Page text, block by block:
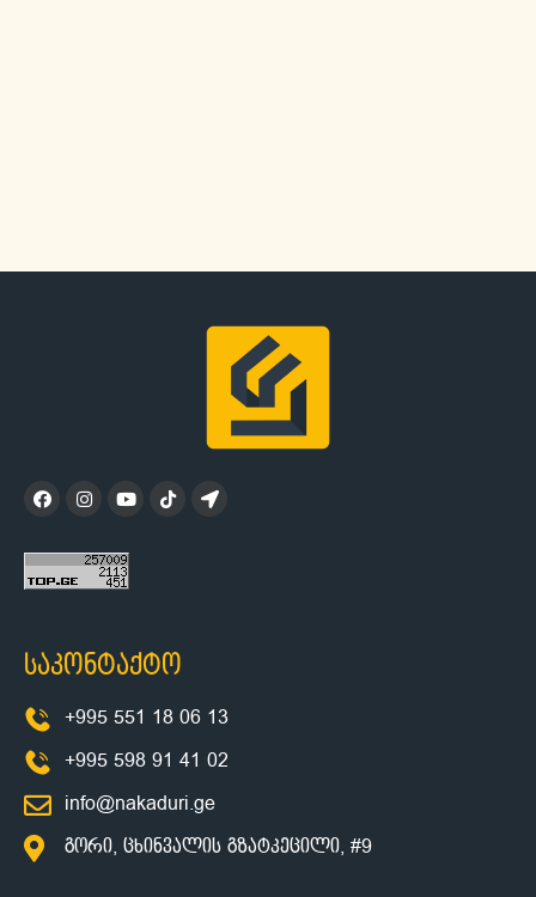
საკონტაქტო
+995 551 18 06 13
+995 598 91 41 02
info@nakaduri.ge
გორი, ცხინვალის გზატკეცილი, #9